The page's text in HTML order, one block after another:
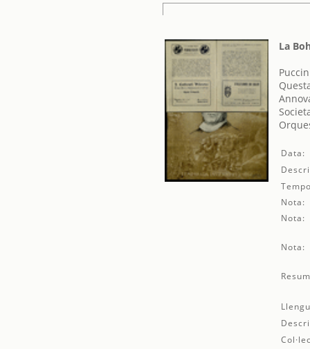
La
Data:
Nota:
Nota:
Nota: